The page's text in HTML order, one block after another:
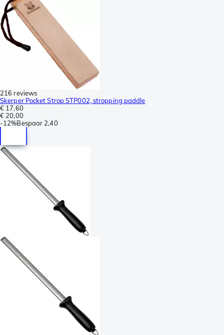
216 reviews
Skerper Pocket Strop STP002, stropping paddle
€ 17,60
€ 20,00
-12%Bespaar 2,40